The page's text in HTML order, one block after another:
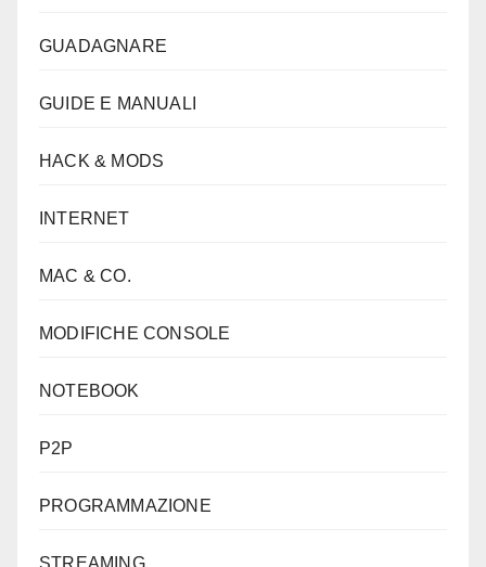
GUADAGNARE
GUIDE E MANUALI
HACK & MODS
INTERNET
MAC & CO.
MODIFICHE CONSOLE
NOTEBOOK
P2P
PROGRAMMAZIONE